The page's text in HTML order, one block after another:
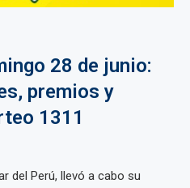
28 de junio:
premios y
1311
del Perú, llevó a cabo su